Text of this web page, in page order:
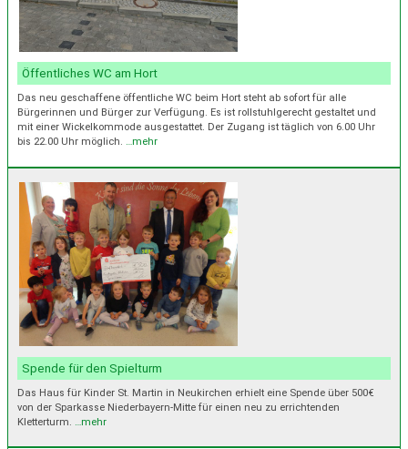
Öffentliches WC am Hort
Das neu geschaffene öffentliche WC beim Hort steht ab sofort für alle
Bürgerinnen und Bürger zur Verfügung. Es ist rollstuhlgerecht gestaltet und
mit einer Wickelkommode ausgestattet. Der Zugang ist täglich von 6.00 Uhr
bis 22.00 Uhr möglich. …mehr
Spende für den Spielturm
Das Haus für Kinder St. Martin in Neukirchen erhielt eine Spende über 500€
von der Sparkasse Niederbayern-Mitte für einen neu zu errichtenden
Kletterturm. …mehr